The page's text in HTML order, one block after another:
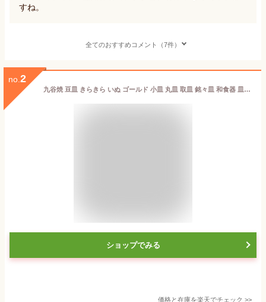
すね。
全てのおすすめコメント（7件）
no. 2
九谷焼 豆皿 きらきら いぬ ゴールド 小皿 丸皿 取皿 銘々皿 和食器 皿 豆皿 子供用 人気 ギフト 九谷焼 贈り物 結婚祝い 内祝い お祝い
ショップでみる
価格と在庫を楽天でチェック >>